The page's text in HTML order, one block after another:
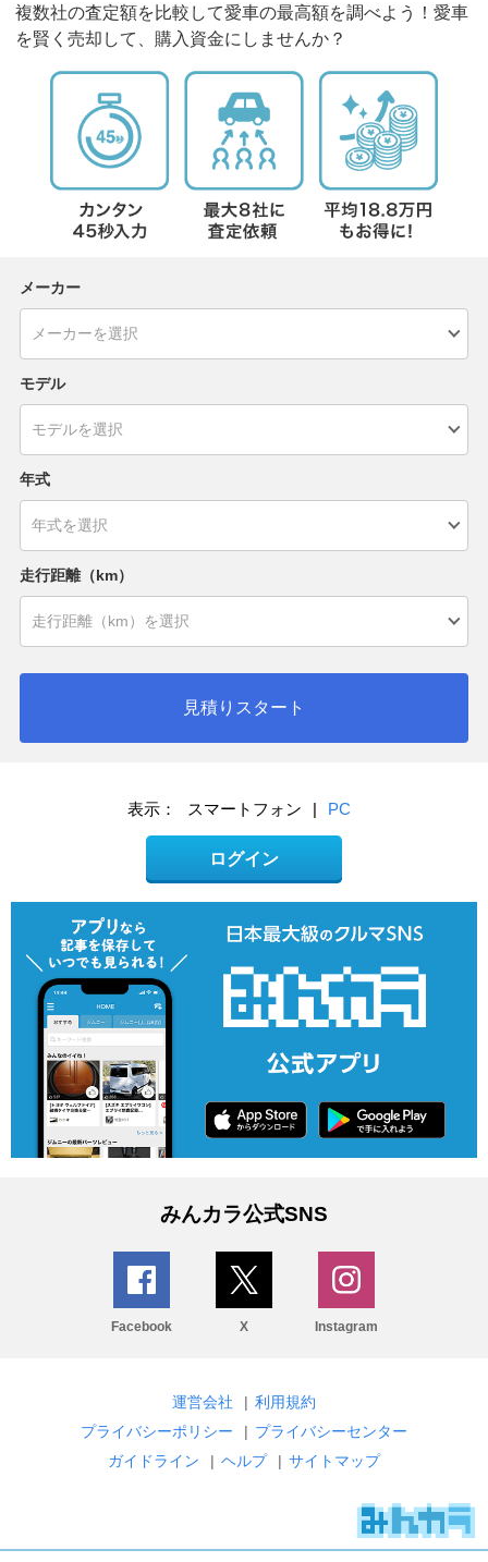
複数社の査定額を比較して愛車の最高額を調べよう！愛車
を賢く売却して、購入資金にしませんか？
メーカー
モデル
年式
走行距離（km）
見積りスタート
表示： スマートフォン | PC
ログイン
みんカラ公式SNS
Facebook X Instagram
運営会社 | 利用規約
プライバシーポリシー
| プライバシーセンター
ガイドライン
| ヘルプ | サイトマップ